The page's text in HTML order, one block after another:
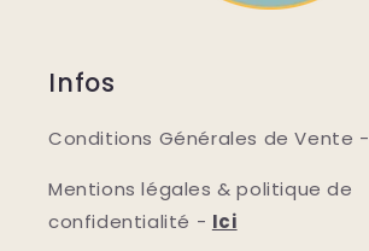
Infos
Conditions Générales de Vente -
Mentions légales & politique de
confidentialité - Ici